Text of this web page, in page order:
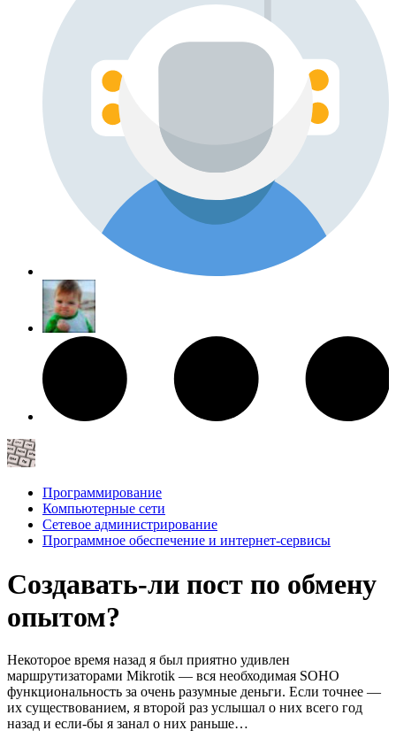
Программирование
Компьютерные сети
Сетевое администрирование
Программное обеспечение и интернет-сервисы
Создавать-ли пост по обмену
опытом?
Некоторое время назад я был приятно удивлен
маршрутизаторами Mikrotik — вся необходимая SOHO
функциональность за очень разумные деньги. Если точнее —
их существованием, я второй раз услышал о них всего год
назад и если-бы я занал о них раньше…